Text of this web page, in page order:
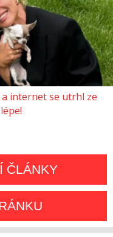
internet se utrhl ze
ČLÁNKY